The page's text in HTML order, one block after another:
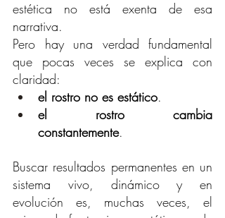
estética no está exenta de esa
narrativa.
Pero hay una verdad fundamental
que pocas veces se explica con
claridad:
el rostro no es estático.
el rostro cambia
constantemente.
Buscar resultados permanentes en un
sistema vivo, dinámico y en
evolución es, muchas veces, el